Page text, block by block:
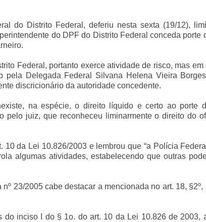
do Distrito Federal, deferiu nesta sexta (19/12),
do DPF do Distrito Federal conceda porte
Federal, portanto exerce atividade de risco, mas em
Delegada Federal Silvana Helena Vieira
discricionário da autoridade concedente.
na espécie, o direito líquido e certo ao porte
pelo juiz, que reconheceu liminarmente o direito do
da Lei 10.826/2003 e lembrou que “a Polícia
algumas atividades, estabelecendo que outras
23/2005 cabe destacar a mencionada no art. 18, §2º,
inciso I do § 1o. do art. 10 da Lei 10.826 de 2003,